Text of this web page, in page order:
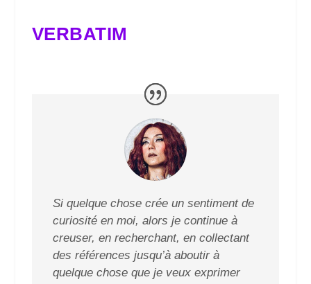
VERBATIM
Si quelque chose crée un sentiment de
curiosité en moi, alors je continue à
creuser, en recherchant, en collectant
des références jusqu’à aboutir à
quelque chose que je veux exprimer